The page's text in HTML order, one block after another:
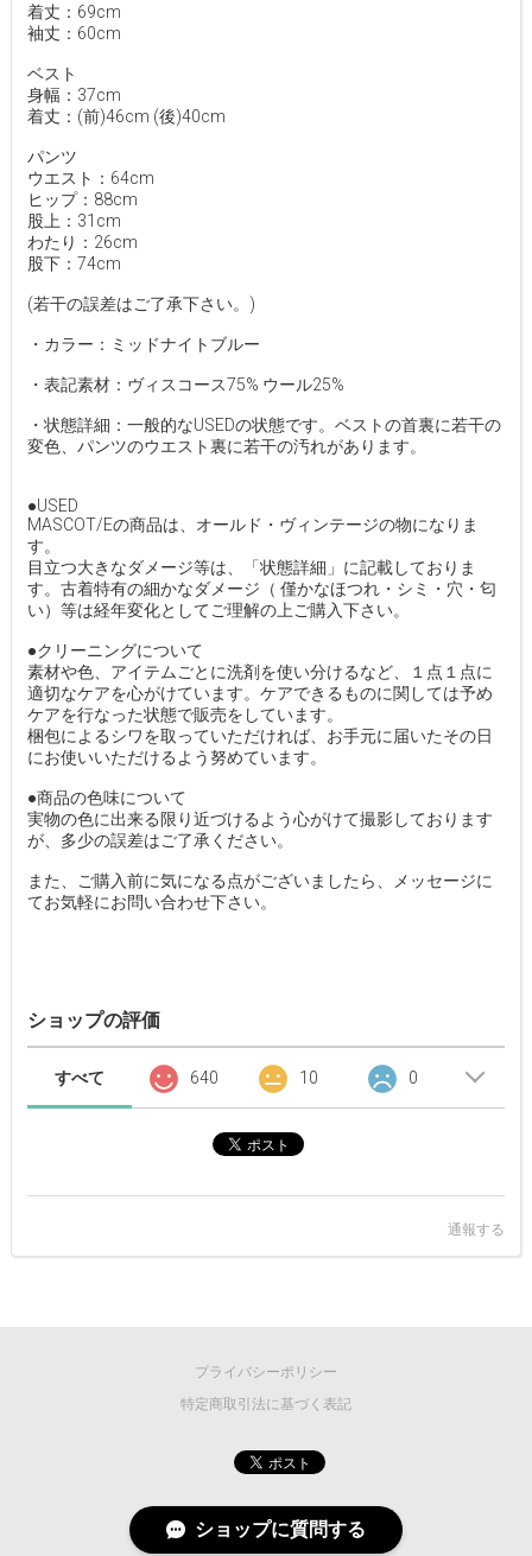
着丈：69cm
袖丈：60cm
ベスト
身幅：37cm
着丈：(前)46cm (後)40cm
パンツ
ウエスト：64cm
ヒップ：88cm
股上：31cm
わたり：26cm
股下：74cm
(若干の誤差はご了承下さい。)
・カラー：ミッドナイトブルー
・表記素材：ヴィスコース75% ウール25%
・状態詳細：一般的なUSEDの状態です。ベストの首裏に若干の
変色、パンツのウエスト裏に若干の汚れがあります。
●USED
MASCOT/Eの商品は、オールド・ヴィンテージの物になりま
す。
目立つ大きなダメージ等は、「状態詳細」に記載しておりま
す。古着特有の細かなダメージ（ 僅かなほつれ・シミ・穴・匂
い）等は経年変化としてご理解の上ご購入下さい。
●クリーニングについて
素材や色、アイテムごとに洗剤を使い分けるなど、１点１点に
適切なケアを心がけています。ケアできるものに関しては予め
ケアを行なった状態で販売をしています。
梱包によるシワを取っていただければ、お手元に届いたその日
にお使いいただけるよう努めています。
●商品の色味について
実物の色に出来る限り近づけるよう心がけて撮影しております
が、多少の誤差はご了承ください。
また、ご購入前に気になる点がございましたら、メッセージに
てお気軽にお問い合わせ下さい。
ショップの評価
すべて 640 10 0
通報する
プライバシーポリシー
特定商取引法に基づく表記
©2026 MASCOT/E
ショップに質問する